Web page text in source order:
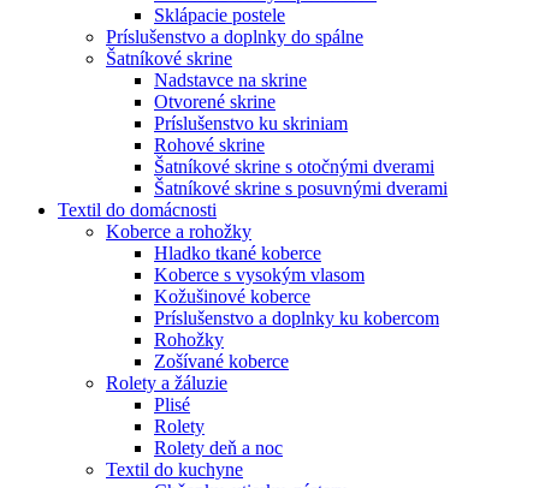
Sklápacie postele
Príslušenstvo a doplnky do spálne
Šatníkové skrine
Nadstavce na skrine
Otvorené skrine
Príslušenstvo ku skriniam
Rohové skrine
Šatníkové skrine s otočnými dverami
Šatníkové skrine s posuvnými dverami
Textil do domácnosti
Koberce a rohožky
Hladko tkané koberce
Koberce s vysokým vlasom
Kožušinové koberce
Príslušenstvo a doplnky ku kobercom
Rohožky
Zošívané koberce
Rolety a žáluzie
Plisé
Rolety
Rolety deň a noc
Textil do kuchyne